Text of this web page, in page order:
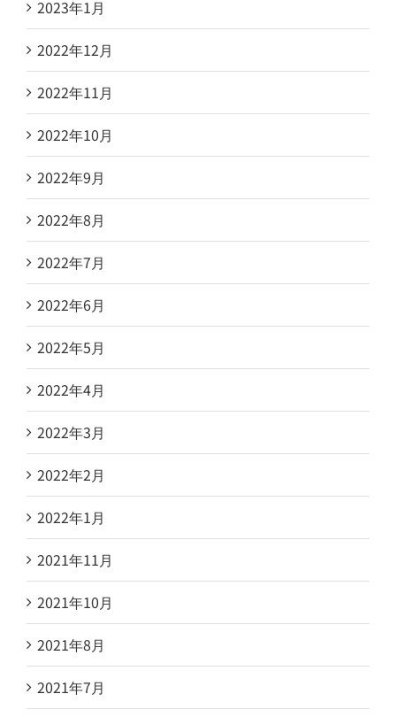
2023年1月
2022年12月
2022年11月
2022年10月
2022年9月
2022年8月
2022年7月
2022年6月
2022年5月
2022年4月
2022年3月
2022年2月
2022年1月
2021年11月
2021年10月
2021年8月
2021年7月